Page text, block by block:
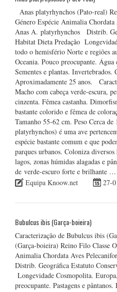
Anas platyrhynchos (Pato-real)
Género Espécie Animalia
Anas A. platyrhynchos Distrib.
Habitat Dieta Predação
todo o hemisfério Norte e regiões
Oceania. Pouco preocupante. Água
Sementes e plantas. Invertebrados.
Aproximadamente 25 anos.
Macho com cabeça verde-escura,
cinzenta. Fêmea castanha.
bastante colorido e fêmea de
Tamanho 55-62 cm. Peso Cerca
platyrhynchos) é uma ave
espécie bastante comum e que
parques urbanos. Coloniza
lagos, zonas húmidas alagadas e
de verde-escuro forte e brilhante …
Equipa Knoow.net
27-
Bubulcus ibis (Garça-boieira)
Caracterização de Bubulcus ibis
(Garça-boieira) Reino Filo Classe
Animalia Chordata Aves
Distrib. Geográfica Estatuto
Longevidade Cosmopolita.
preocupante. Pastagens e